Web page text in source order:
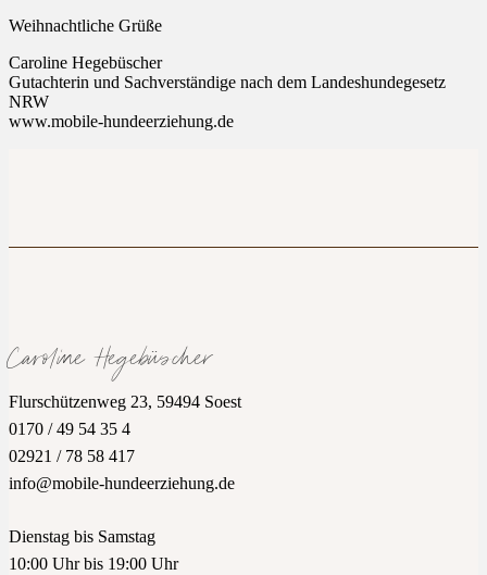
Weihnachtliche Grüße
Caroline Hegebüscher
Gutachterin und Sachverständige nach dem Landeshundegesetz
NRW
www.mobile-hundeerziehung.de
Caroline Hegebüscher
Flurschützenweg 23, 59494 Soest
0170 / 49 54 35 4
02921 / 78 58 417
info@mobile-hundeerziehung.de
Dienstag bis Samstag
10:00 Uhr bis 19:00 Uhr